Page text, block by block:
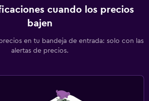
cuando los precios
bajen
en tu bandeja de entrada: solo con las
alertas de precios.